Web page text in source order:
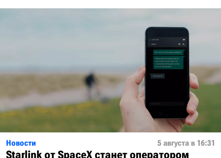
Новости 5 августа в 16:31
Starlink от SpaceX станет оператором